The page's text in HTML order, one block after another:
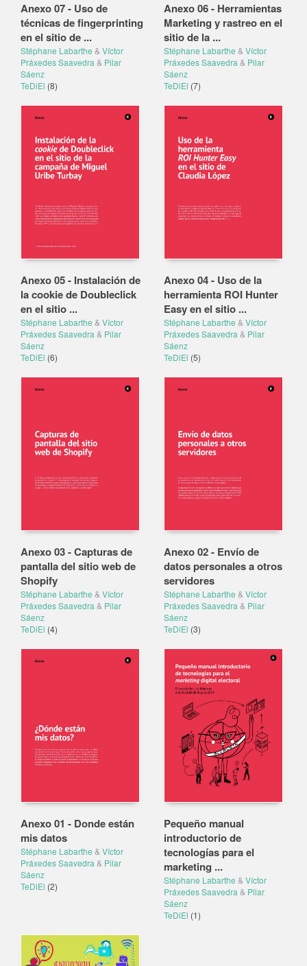
Anexo 07 - Uso de
técnicas de fingerprinting
en el sitio de ...
Stéphane Labarthe & Víctor
Práxedes Saavedra & Pilar
Sáenz
TeDiEl (8)
Anexo 06 - Herramientas
Marketing y rastreo en el
sitio de la ...
Stéphane Labarthe & Víctor
Práxedes Saavedra & Pilar
Sáenz
TeDiEl (7)
Anexo 05 - Instalación de
la cookie de Doubleclick
en el sitio ...
Stéphane Labarthe & Víctor
Práxedes Saavedra & Pilar
Sáenz
TeDiEl (6)
Anexo 04 - Uso de la
herramienta ROI Hunter
Easy en el sitio ...
Stéphane Labarthe & Víctor
Práxedes Saavedra & Pilar
Sáenz
TeDiEl (5)
Anexo 03 - Capturas de
pantalla del sitio web de
Shopify
Stéphane Labarthe & Víctor
Práxedes Saavedra & Pilar
Sáenz
TeDiEl (4)
Anexo 02 - Envío de
datos personales a otros
servidores
Stéphane Labarthe & Víctor
Práxedes Saavedra & Pilar
Sáenz
TeDiEl (3)
Anexo 01 - Donde están
mis datos
Stéphane Labarthe & Víctor
Práxedes Saavedra & Pilar
Sáenz
TeDiEl (2)
Pequeño manual
introductorio de
tecnologías para el
marketing ...
Stéphane Labarthe & Víctor
Práxedes Saavedra & Pilar
Sáenz
TeDiEl (1)